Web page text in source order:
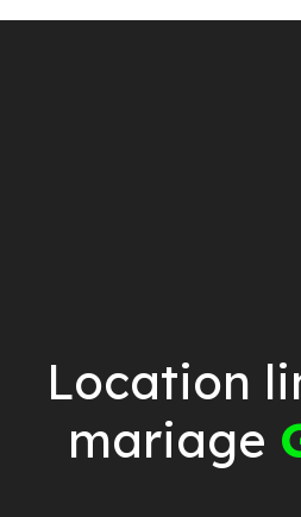
Location
mariage